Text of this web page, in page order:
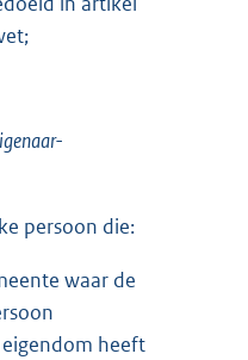
persoon die:
waar de
heeft